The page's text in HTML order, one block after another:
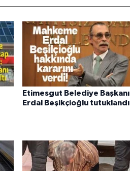
Etimesgut Belediye Başkanı
Erdal Beşikçioğlu tutuklandı